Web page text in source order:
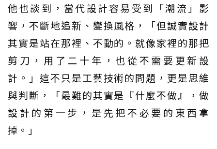
他也談到，當代設計容易受到「潮流」影
響，不斷地追新、變換風格，「但誠實設計
其實是站在那裡、不動的。就像家裡的那把
剪刀，用了二十年，也從不需要更新設
計。」這不只是工藝技術的問題，更是思維
與判斷，「最難的其實是『什麼不做』，做
設計的第一步，是先把不必要的東西拿
掉。」